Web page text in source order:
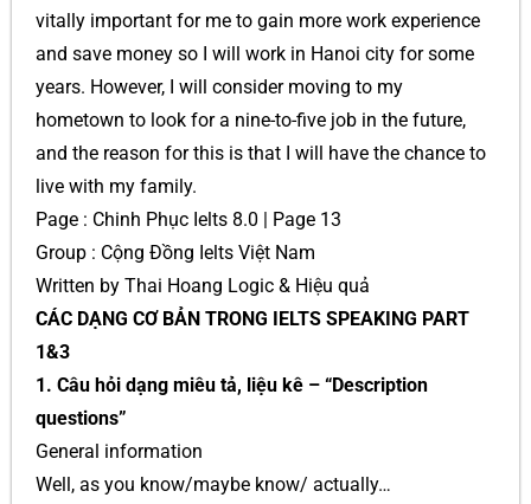
vitally important for me to gain more work experience
and save money so I will work in Hanoi city for some
years. However, I will consider moving to my
hometown to look for a nine-to-five job in the future,
and the reason for this is that I will have the chance to
live with my family.
Page : Chinh Phục Ielts 8.0 | Page 13
Group : Cộng Đồng Ielts Việt Nam
Written by Thai Hoang Logic & Hiệu quả
CÁC DẠNG CƠ BẢN TRONG IELTS SPEAKING PART
1&3
1. Câu hỏi dạng miêu tả, liệu kê – “Description
questions”
General information
Well, as you know/maybe know/ actually…